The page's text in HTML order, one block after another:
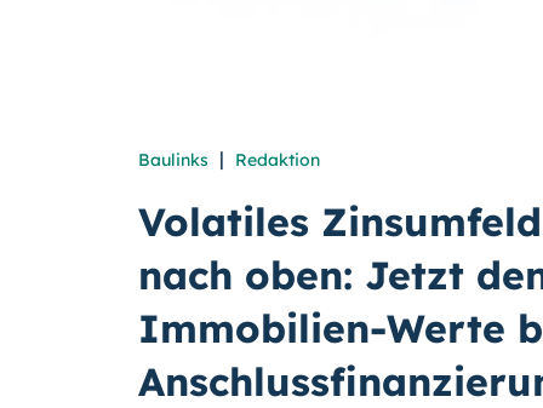
Baulinks | Redaktion
Volatiles
nach oben: Jetzt
Immobilien-Werte